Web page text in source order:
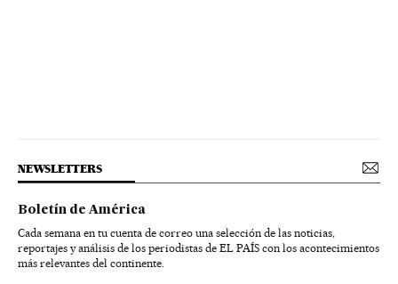
NEWSLETTERS
Boletín de América
Cada semana en tu cuenta de correo una selección de las noticias,
reportajes y análisis de los periodistas de EL PAÍS con los acontecimientos
más relevantes del continente.